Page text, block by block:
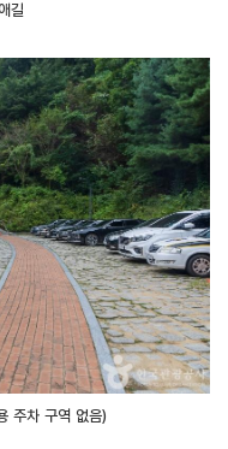
길
주차 구역 없음)